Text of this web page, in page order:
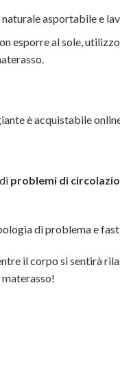
asportabile e
esporre al sole,
è acquistabile
problemi di
di problema e
il corpo si sentirà